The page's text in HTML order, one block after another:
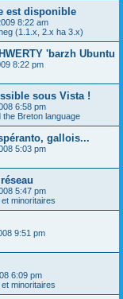
est disponible
8:22 am
(1.1.x, 2.x ha 3.x)
'barzh Ubuntu
8:22 pm
sous Vista !
6:58 pm
Breton language
gallois...
5:03 pm
5:47 pm
minoritaires
9:51 pm
6:09 pm
minoritaires